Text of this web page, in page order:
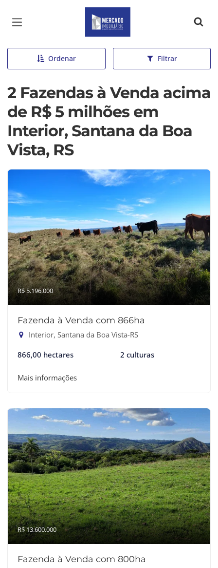
Página inicial
Ordenar Filtrar
2 Fazendas à Venda acima
de R$ 5 milhões em
Interior, Santana da Boa
Vista, RS
R$ 5.196.000
Fazenda à Venda com 866ha
Interior, Santana da Boa Vista-RS
866,00 hectares 2 culturas
Mais informações
R$ 13.600.000
Fazenda à Venda com 800ha